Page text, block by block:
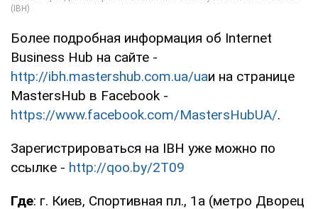
Более подробная информация об Internet
Business Hub на сайте -
http://ibh.mastershub.com.ua/uaи на странице
MastersHub в Facebook -
https://www.facebook.com/MastersHubUA/.
Зарегистрироваться на IBH уже можно по
ссылке - http://qoo.by/2T09
Где: г. Киев, Спортивная пл., 1a (метро Дворец